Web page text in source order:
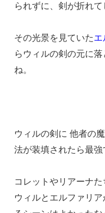
られずに、剣が折れて
その光景を見ていたエ
らウィルの剣の元に
ね。
ウィルの剣に 他者の
法が装填されたら最強
コレットやリアーナた
ウィルとエルファリ